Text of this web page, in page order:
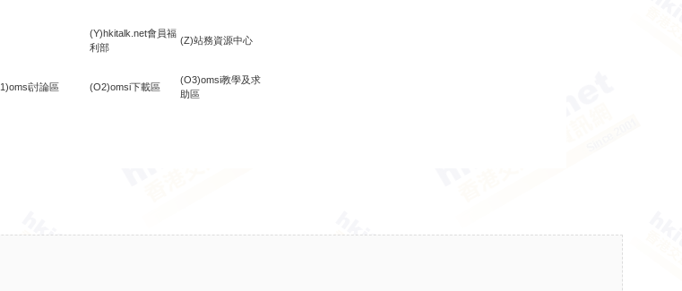
(Y)hkitalk.net會員福
利部
(Z)站務資源中心
討論區 (O2)omsi下載區
(O3)omsi教學及求
助區